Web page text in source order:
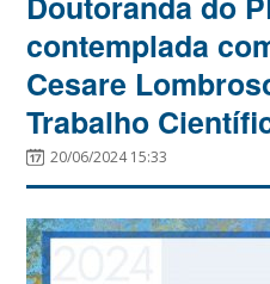
contemplada
Cesare
Trabalho
20/06/2024 15:33